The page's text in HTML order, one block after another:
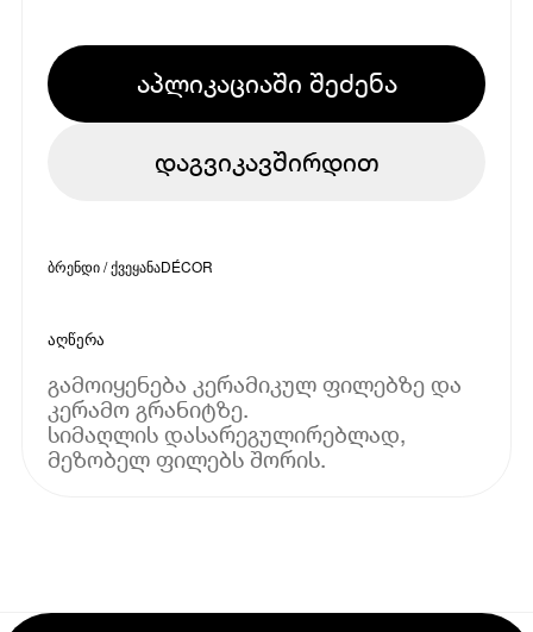
აპლიკაციაში შეძენა
დაგვიკავშირდით
ბრენდი / ქვეყანაDÉCOR
აღწერა
გამოიყენება კერამიკულ ფილებზე და
კერამო გრანიტზე.
სიმაღლის დასარეგულირებლად,
მეზობელ ფილებს შორის.